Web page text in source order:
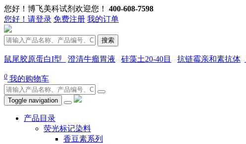
您好！博飞美科试剂欢迎您！ 400-608-7598
您好！请登录 免费注册 我的订单
搜索
鼠尾胶原蛋白I型 澄清牛瘤胃液 硅藻土20-40目 抗链霉亲和素抗体
0 我的购物车
Toggle navigation
产品目录
荧光标记染料
香豆素系列